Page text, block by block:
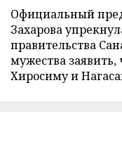
Официальный
Захарова
правительства
мужества
Хиросиму и